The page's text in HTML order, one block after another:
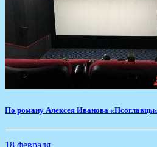
По роману Алексея Иванова
18 февраля